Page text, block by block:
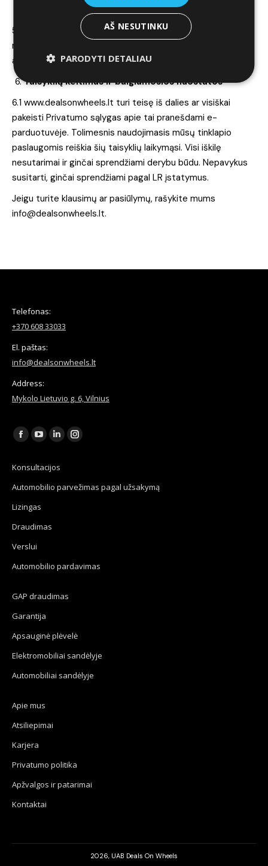
Asmens duomenų pakeitimas ar atnaujinimas
5.1 Jūs turite teisę bet kada keisti ir/ar atnaujinti
registracijos formoje pateiktą informaciją pranešdamas
apie tai e.pašto adresuinfo@dealsonwheels.lt
Taisyklių keitimas ir baigiamosios nuostatos
6.1 www.dealsonwheels.lt turi teisę iš dalies ar visiškai
pakeisti Privatumo sąlygas apie tai pranešdami e-
parduotuvėje. Tolimesnis naudojimasis mūsų tinklapio
paslaugomis reiškia šių taisyklių laikymąsi. Visi iškilę
nesutarimai ir ginčai sprendžiami derybu būdu. Nepavykus
susitarti, ginčai sprendžiami pagal LR įstatymus.
Jeigu turite klausimų ar pasiūlymų, rašykite mums
info@dealsonwheels.lt.
Telefonas:
+370 608 33033
El. paštas:
info@dealsonwheels.lt
Address:
Mykolo Lietuvio g. 6, Vilnius
Find us on:
Facebook
opens
in
new
YouTube
opens
in
new
Linkedin
opens
in
Instagram
in
Konsultacijos
Automobilio parvežimas pagal užsakymą
Lizingas
Draudimas
Verslui
Automobilio pardavimas
GAP draudimas
Garantija
Apsauginė plėvelė
Elektromobiliai sandėlyje
Automobiliai sandėlyje
Apie mus
Atsiliepimai
Karjera
Privatumo politika
Apžvalgos ir patarimai
Kontaktai
2026, UAB Deals On Wheels
AŠ NESUTINKU
PARODYTI DETALIAU